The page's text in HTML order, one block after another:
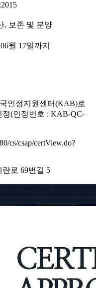
, 보존 및 분양
월 17일까지
인정지원센터(KAB)로
(인정번호 : KAB-QC-
cs/csap/certView.do?
로 69번길 5